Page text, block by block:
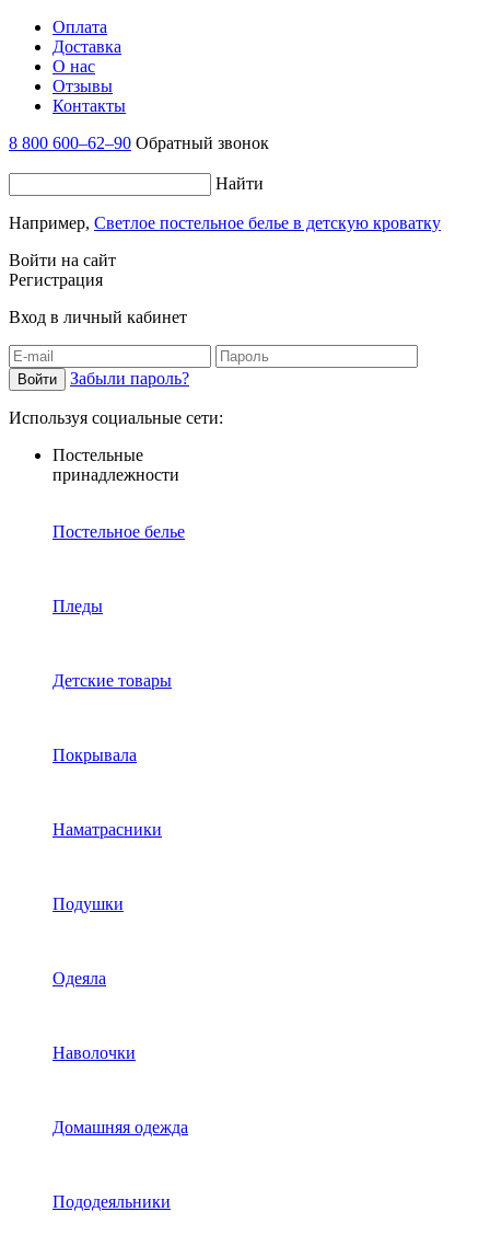
Оплата
Доставка
О нас
Отзывы
Контакты
8 800 600–62–90 Обратный звонок
Найти
Например, Светлое постельное белье в детскую кроватку
Войти на сайт
Регистрация
Вход в личный кабинет
Забыли пароль?
Используя социальные сети:
Постельные
принадлежности
Постельное белье
Пледы
Детские товары
Покрывала
Наматрасники
Подушки
Одеяла
Наволочки
Домашняя одежда
Пододеяльники